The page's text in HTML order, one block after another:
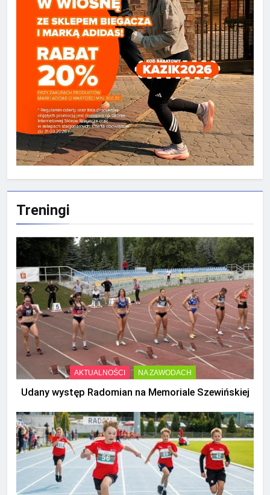
Treningi
AKTUALNOŚCI NA ZAWODACH
Udany występ Radomian na Memoriale Szewińskiej